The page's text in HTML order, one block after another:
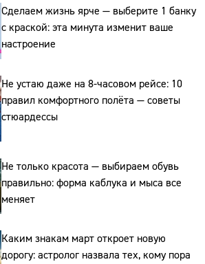
Сделаем жизнь ярче — выберите 1 банку
с краской: эта минута изменит ваше
настроение
Не устаю даже на 8-часовом рейсе: 10
правил комфортного полёта — советы
стюардессы
Не только красота — выбираем обувь
правильно: форма каблука и мыса все
меняет
Каким знакам март откроет новую
дорогу: астролог назвала тех, кому пора